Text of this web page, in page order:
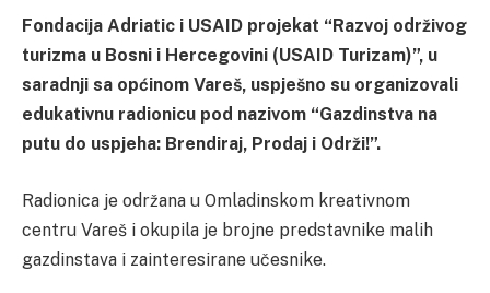
Fondacija Adriatic i USAID projekat “Razvoj održivog
turizma u Bosni i Hercegovini (USAID Turizam)”, u
saradnji sa općinom Vareš, uspješno su organizovali
edukativnu radionicu pod nazivom “Gazdinstva na
putu do uspjeha: Brendiraj, Prodaj i Održi!”.
Radionica je održana u Omladinskom kreativnom
centru Vareš i okupila je brojne predstavnike malih
gazdinstava i zainteresirane učesnike.